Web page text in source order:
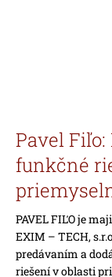
Pavel
funkčné
PAVEL FIĽO je
EXIM – TECH,
predávaním a
riešení v oblasti